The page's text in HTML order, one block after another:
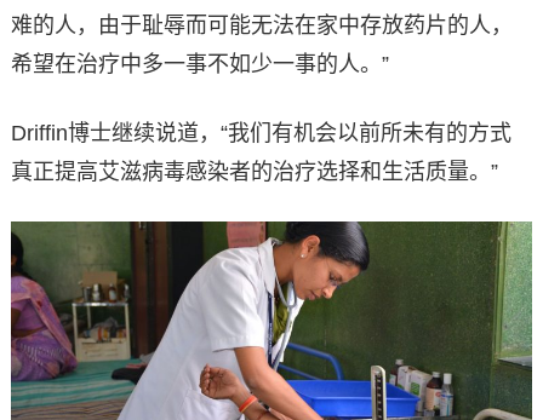
难的人，由于耻辱而可能无法在家中存放药片的人，
希望在治疗中多一事不如少一事的人。”
Driffin博士继续说道，“我们有机会以前所未有的方式
真正提高艾滋病毒感染者的治疗选择和生活质量。”